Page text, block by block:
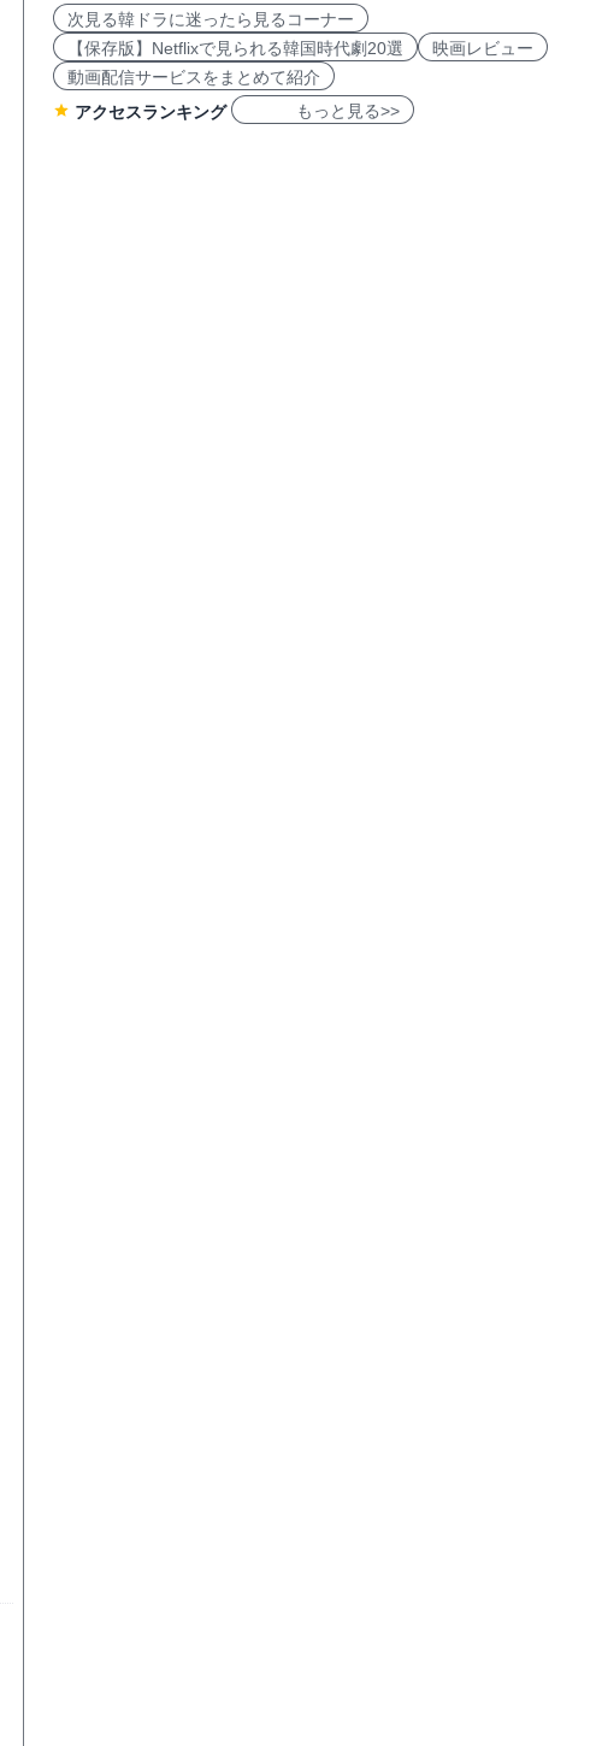
次見る韓ドラに迷ったら見るコーナー
【保存版】Netflixで見られる韓国時代劇20選
映画レビュー
動画配信サービスをまとめて紹介
アクセスランキング
もっと見る>>